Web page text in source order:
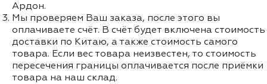
Ардон.
Мы проверяем Ваш заказа, после этого вы
оплачиваете счёт. В счёт будет включена стоимость
доставки по Китаю, а также стоимость самого
товара. Если вес товара неизвестен, то стоимость
пересечения границы оплачивается после приёмки
товара на наш склад.